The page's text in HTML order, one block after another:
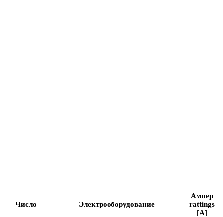
Число Электрооборудование
Ампер
rattings
[A]